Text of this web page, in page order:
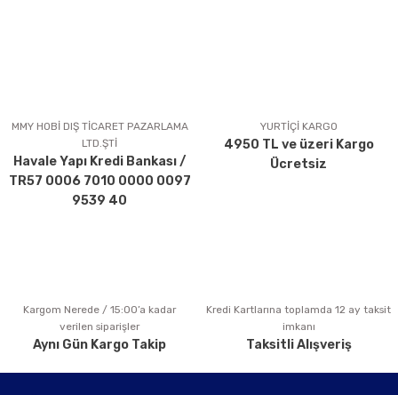
Ürün açıklamasında eksik bilgiler bulunuyor.
Ürün bilgilerinde hatalar bulunuyor.
Ürün fiyatı diğer sitelerden daha pahalı.
Bu ürüne benzer farklı alternatifler olmalı.
Gönder
MMY HOBİ DIŞ TİCARET PAZARLAMA
LTD.ŞTİ
Havale Yapı Kredi Bankası /
TR57 0006 7010 0000 0097
9539 40
YURTİÇİ KARGO
4950 TL ve üzeri Kargo
Ücretsiz
Kargom Nerede / 15:00’a kadar
verilen siparişler
Aynı Gün Kargo Takip
Kredi Kartlarına toplamda 12 ay taksit
imkanı
Taksitli Alışveriş